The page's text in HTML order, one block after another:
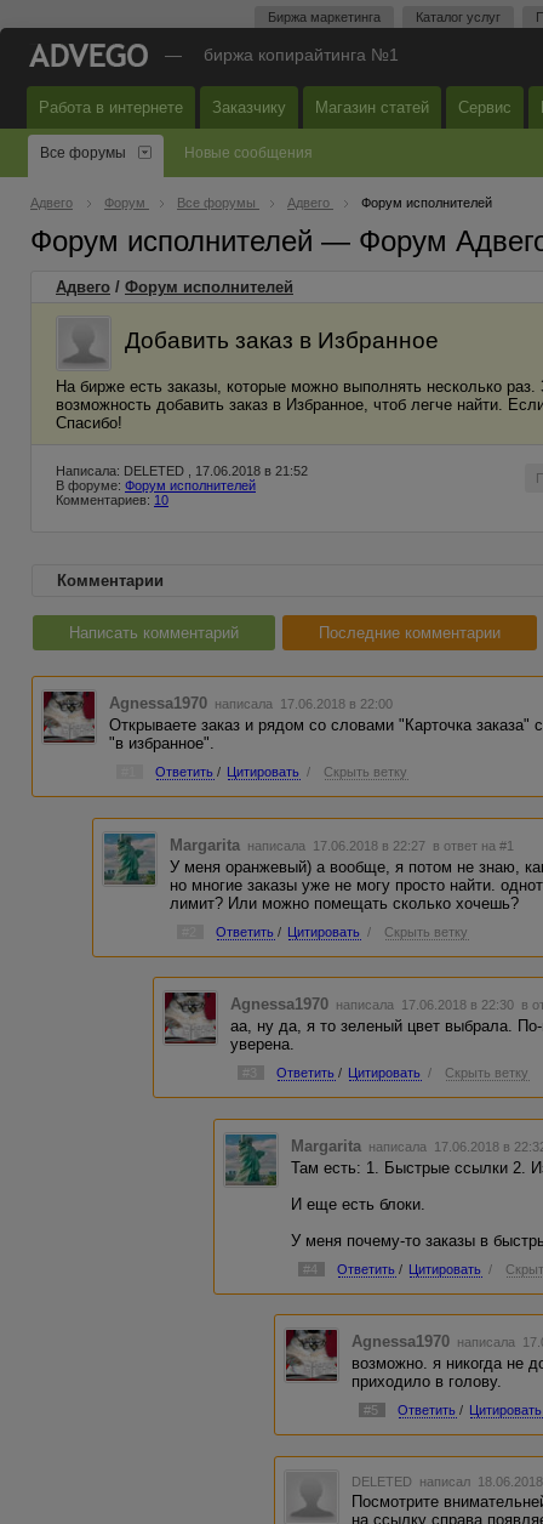
Биржа маркетинга Каталог услуг
— биржа копирайтинга №1
Работа в интернете Заказчику Магазин статей Сервис
Все форумы Новые сообщения
Адвего Форум Все форумы Адвего Форум исполнителей
Форум исполнителей — Форум
Адвего / Форум исполнителей
Добавить заказ в Избранное
На бирже есть заказы, которые можно выполнять несколько
возможность добавить заказ в Избранное, чтоб легче найти.
Спасибо!
Написала: DELETED , 17.06.2018 в 21:52
В форуме: Форум исполнителей
Комментариев: 10
Комментарии
Написать комментарий Последние комментарии
Agnessa1970 написала 17.06.2018 в 22:00
Открываете заказ и рядом со словами "Карточка
"в избранное".
Ответить / Цитировать / Скрыть ветку
Margarita написала 17.06.2018 в 22:27 в ответ на #1
У меня оранжевый) а вообще, я потом не знаю,
но многие заказы уже не могу просто найти.
лимит? Или можно помещать сколько хочешь?
Ответить / Цитировать / Скрыть ветку
Agnessa1970 написала 17.06.2018 в 22:30 в
аа, ну да, я то зеленый цвет выбрала.
уверена.
#3 Ответить / Цитировать / Скрыть ветку
Margarita написала 17.06.2018 в
Там есть: 1. Быстрые ссылки 2.
И еще есть блоки.
У меня почему-то заказы в
#4 Ответить / Цитировать /
Agnessa1970 написала
возможно. я никогда не
приходило в голову.
#5 Ответить / Цитировать
DELETED написал
Посмотрите
на ссылку справа